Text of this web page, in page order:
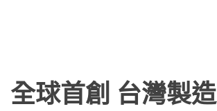
全球首創 台灣製造